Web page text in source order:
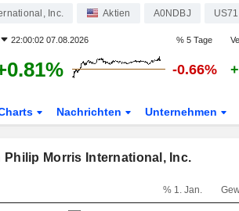
Inc. Aktien A0NDBJ
22:00:02 07.08.2026 % 5 Tage
-0.66%
Nachrichten Unternehmen
Philip Morris International, Inc.
% 1. Jan.